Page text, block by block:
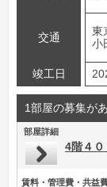
交通
東
小
竣工日
1部屋の募集が
部屋詳細
4階４０
賃料・管理費・共益